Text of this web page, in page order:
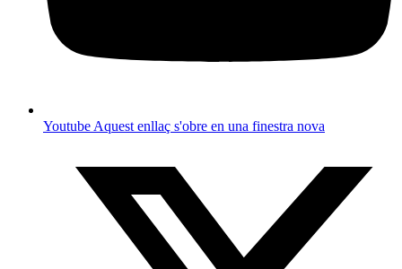
YoutubeAquest enllaç s'obre en una finestra nova